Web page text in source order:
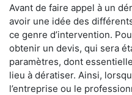
Avant de faire appel à un
avoir une idée des
ce genre d’intervention.
obtenir un devis, qui sera
paramètres, dont
lieu à dératiser. Ainsi,
l’entreprise ou le